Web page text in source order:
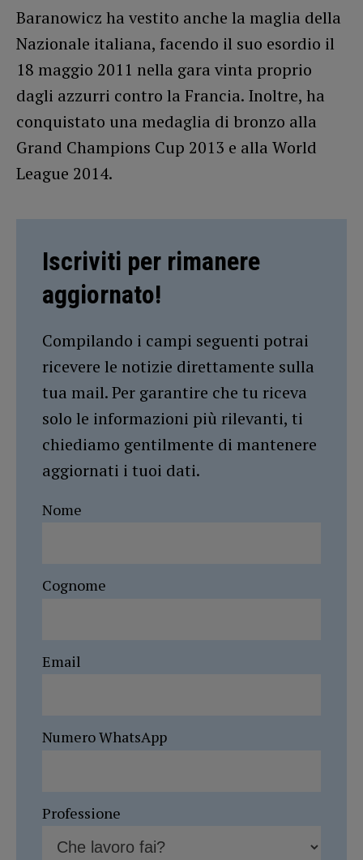
Baranowicz ha vestito anche la maglia della
Nazionale italiana, facendo il suo esordio il
18 maggio 2011 nella gara vinta proprio
dagli azzurri contro la Francia. Inoltre, ha
conquistato una medaglia di bronzo alla
Grand Champions Cup 2013 e alla World
League 2014.
Iscriviti per rimanere
aggiornato!
Compilando i campi seguenti potrai
ricevere le notizie direttamente sulla
tua mail. Per garantire che tu riceva
solo le informazioni più rilevanti, ti
chiediamo gentilmente di mantenere
aggiornati i tuoi dati.
Nome
Cognome
Email
Numero WhatsApp
Professione